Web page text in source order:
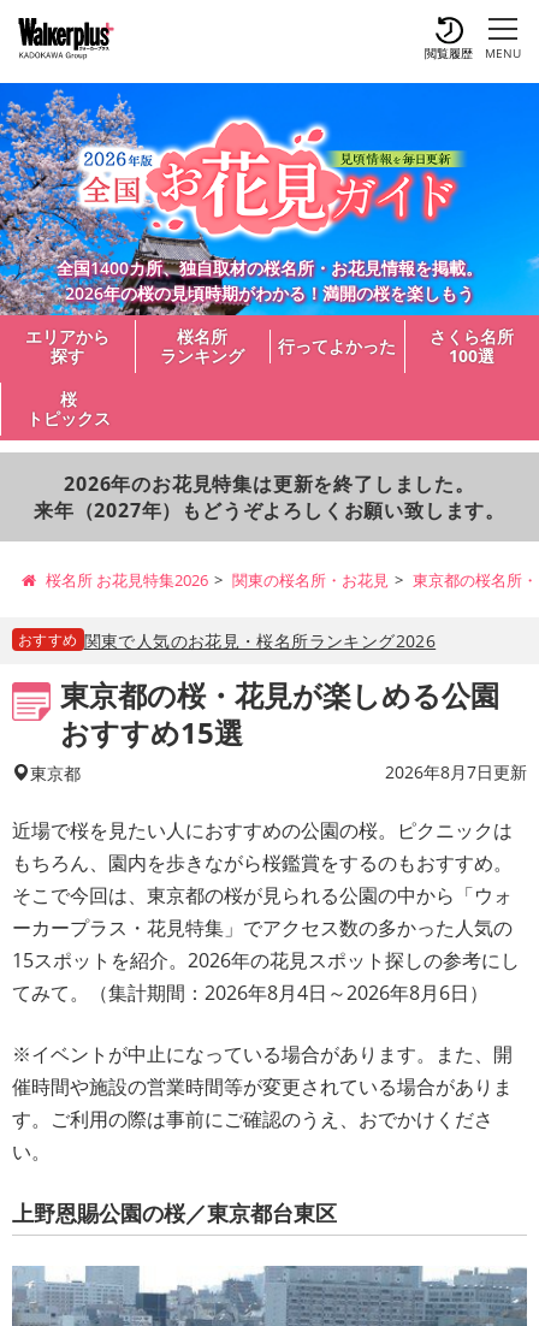
MENU
閲覧履歴
全国1400カ所、独自取材の桜名所・お花見情報を掲載。
2026年の桜の見頃時期がわかる！満開の桜を楽しもう
エリアから
探す
桜名所
ランキング
行ってよかった
さくら名所
100選
桜
トピックス
2026年のお花見特集は更新を終了しました。
来年（2027年）もどうぞよろしくお願い致します。
桜名所 お花見特集2026 関東の桜名所・お花見 東京都の桜名所
おすすめ 関東で人気のお花見・桜名所ランキング2026
東京都の桜・花見が楽しめる公園
おすすめ15選
東京都 2026年8月7日更新
近場で桜を見たい人におすすめの公園の桜。ピクニックは
もちろん、園内を歩きながら桜鑑賞をするのもおすすめ。
そこで今回は、東京都の桜が見られる公園の中から「ウォ
ーカープラス・花見特集」でアクセス数の多かった人気の
15スポットを紹介。2026年の花見スポット探しの参考にし
てみて。（集計期間：2026年8月4日～2026年8月6日）
※イベントが中止になっている場合があります。また、開
催時間や施設の営業時間等が変更されている場合がありま
す。ご利用の際は事前にご確認のうえ、おでかけくださ
い。
上野恩賜公園の桜／東京都台東区